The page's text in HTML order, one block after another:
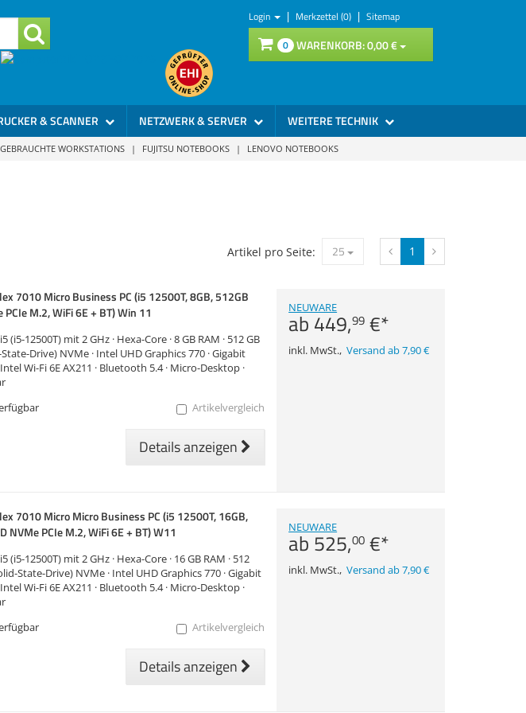
Login | Merkzettel (0) | Sitemap
0 WARENKORB:0,00€
& SCANNER NETZWERK & SERVER WEITERE TECHNIK
GEBRAUCHTE WORKSTATIONS | FUJITSU NOTEBOOKS | LENOVO NOTEBOOKS
1
Artikel pro Seite: 25
7010 Micro Business PC (i5 12500T, 8GB, 512GB
PCIe M.2, WiFi 6E + BT) Win 11
(i5-12500T) mit 2 GHz · Hexa-Core · 8 GB RAM · 512 GB
State-Drive) NVMe · Intel UHD Graphics 770 · Gigabit
Wi-Fi 6E AX211 · Bluetooth 5.4 · Micro-Desktop ·
Artikelvergleich
Details anzeigen
NEUWARE
ab 449,99 €*
inkl. MwSt.,Versand ab 7,90 €
7010 Micro Micro Business PC (i5 12500T, 16GB,
NVMe PCIe M.2, WiFi 6E + BT) W11
(i5-12500T) mit 2 GHz · Hexa-Core · 16 GB RAM · 512
State-Drive) NVMe · Intel UHD Graphics 770 · Gigabit
Wi-Fi 6E AX211 · Bluetooth 5.4 · Micro-Desktop ·
Artikelvergleich
Details anzeigen
NEUWARE
ab 525,00 €*
inkl. MwSt.,Versand ab 7,90 €